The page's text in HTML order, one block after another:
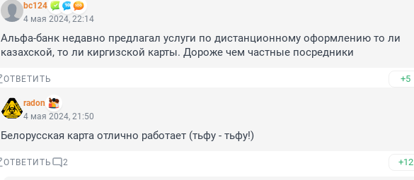
bc124
4 мая 2024, 22:14
Альфа-банк недавно предлагал услуги по дистанционному оформлению то ли
казахской, то ли киргизской карты. Дороже чем частные посредники
ОТВЕТИТЬ +5
radon
4 мая 2024, 21:50
Белорусская карта отлично работает (тьфу - тьфу!)
ОТВЕТИТЬ 2 +12